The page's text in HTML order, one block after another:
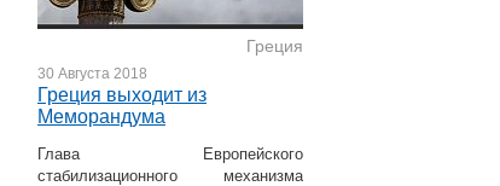
Греция
30 Августа 2018
Греция выходит из
Меморандума
Глава Европейского
стабилизационного механизма